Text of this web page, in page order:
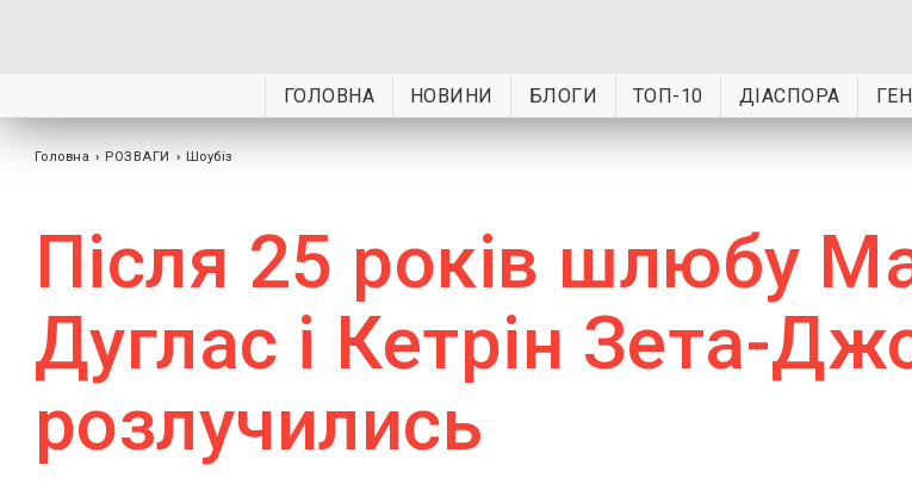
ГОЛОВНА НОВИНИ БЛОГИ ТОП-10 ДІАСПОРА
Головна › РОЗВАГИ › Шоубiз
Після 25 років шлюбу
Дуглас і Кетрін Зета-
розлучились